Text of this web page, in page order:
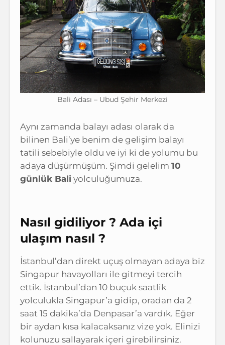
Bali Adası – Ubud Şehir Merkezi
Aynı zamanda balayı adası olarak da
bilinen Bali’ye benim de gelişim balayı
tatili sebebiyle oldu ve iyi ki de yolumu bu
adaya düşürmüşüm. Şimdi gelelim 10
günlük Bali yolculuğumuza.
Nasıl gidiliyor ? Ada içi
ulaşım nasıl ?
İstanbul’dan direkt uçuş olmayan adaya biz
Singapur havayolları ile gitmeyi tercih
ettik. İstanbul’dan 10 buçuk saatlik
yolculukla Singapur’a gidip, oradan da 2
saat 15 dakika’da Denpasar’a vardık. Eğer
bir aydan kısa kalacaksanız vize yok. Elinizi
kolunuzu sallayarak içeri girebilirsiniz.